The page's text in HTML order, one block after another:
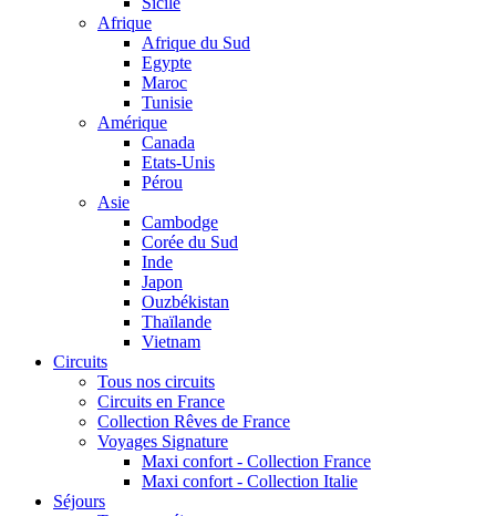
Afrique
Afrique du Sud
Egypte
Maroc
Tunisie
Amérique
Canada
Etats-Unis
Pérou
Asie
Cambodge
Corée du Sud
Inde
Japon
Ouzbékistan
Thaïlande
Vietnam
Circuits
Tous nos circuits
Circuits en France
Collection Rêves de France
Voyages Signature
Maxi confort - Collection France
Maxi confort - Collection Italie
Séjours